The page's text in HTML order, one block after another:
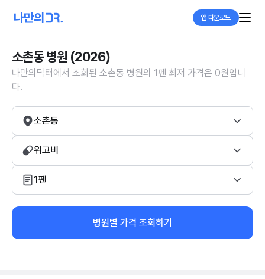
앱 다운로드
소촌동 병원 (2026)
나만의닥터에서 조회된 소촌동 병원의 1펜 최저 가격은 0원입니
다.
소촌동
위고비
1펜
병원별 가격 조회하기